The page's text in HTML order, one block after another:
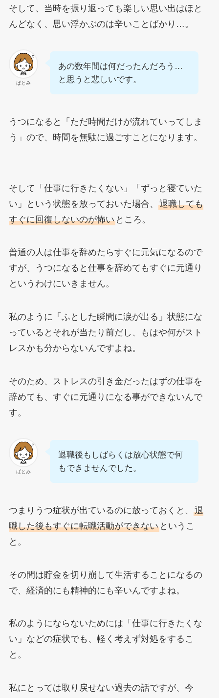
そして、当時を振り返っても楽しい思い出はほと
んどなく、思い浮かぶのは辛いことばかり…。
ぱとみ
あの数年間は何だったんだろう…
と思うと悲しいです。
うつになると「ただ時間だけが流れていってしま
う」ので、時間を無駄に過ごすことになります。
そして「仕事に行きたくない」「ずっと寝ていた
い」という状態を放っておいた場合、 退職しても
すぐに回復しないのが怖いところ。
普通の人は仕事を辞めたらすぐに元気になるので
すが、うつになると仕事を辞めてもすぐに元通り
というわけにいきません。
私のように「ふとした瞬間に涙が出る」状態にな
っているとそれが当たり前だし、もはや何がスト
レスかも分からないんですよね。
そのため、ストレスの引き金だったはずの仕事を
辞めても、すぐに元通りになる事ができないんで
す。
ぱとみ
退職後もしばらくは放心状態で何
もできませんでした。
つまりうつ症状が出ているのに放っておくと、 退
職した後もすぐに転職活動ができないというこ
と。
その間は貯金を切り崩して生活することになるの
で、経済的にも精神的にも辛いんですよね。
私のようにならないためには「仕事に行きたくな
い」などの症状でも、軽く考えず対処をするこ
と。
私にとっては取り戻せない過去の話ですが、今